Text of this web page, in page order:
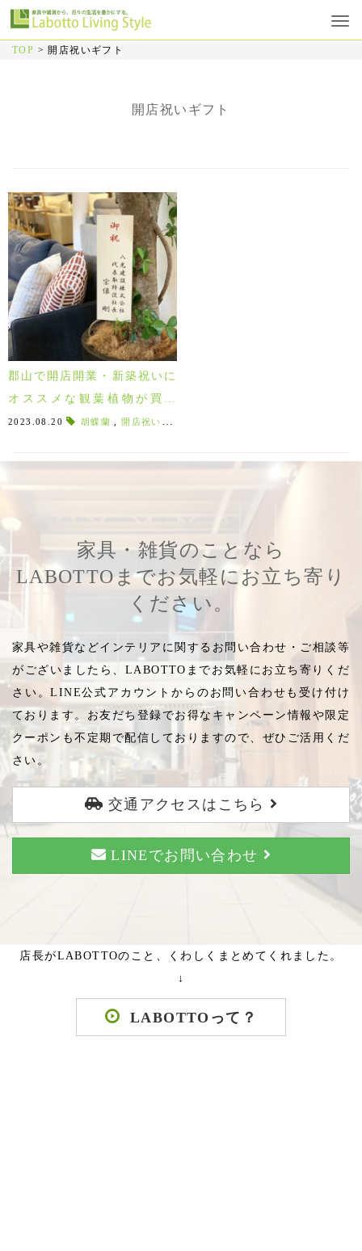
TOP > 開店祝いギフト
開店祝いギフト
郡山で開店開業・新築祝いに
オススメな観葉植物が買え
る！法人様のご注文も承りま
2023.08.20 胡蝶蘭 開店祝いギフト
家具・雑貨のことなら
LABOTTOまでお気軽にお立ち寄り
ください。
家具や雑貨などインテリアに関するお問い合わせ・ご相談等
がございましたら、LABOTTOまでお気軽にお立ち寄りくだ
さい。LINE公式アカウントからのお問い合わせも受け付け
ております。お友だち登録でお得なキャンペーン情報や限定
クーポンも不定期で配信しておりますので、ぜひご活用くだ
さい。
交通アクセスはこちら
LINEでお問い合わせ
店長がLABOTTOのこと、くわしくまとめてくれました。
↓
LABOTTOって？